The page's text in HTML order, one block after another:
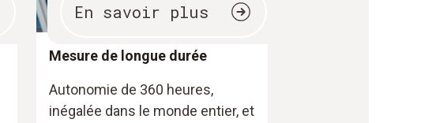
En savoir plus
Mesure de longue durée
Autonomie de 360 heures,
inégalée dans le monde entier, et